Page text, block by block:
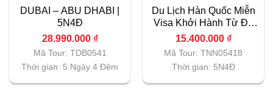
DUBAI – ABU DHABI |
5N4Đ
28.990.000 ₫
Mã Tour: TDB0541
Thời gian: 5 Ngày 4 Đêm
Du Lịch Hàn Quốc Miễn
Visa Khởi Hành Từ Đà
Lạt Ngày 17/8
15.400.000 ₫
Mã Tour: TNN05418
Thời gian: 5N4Đ
₫.